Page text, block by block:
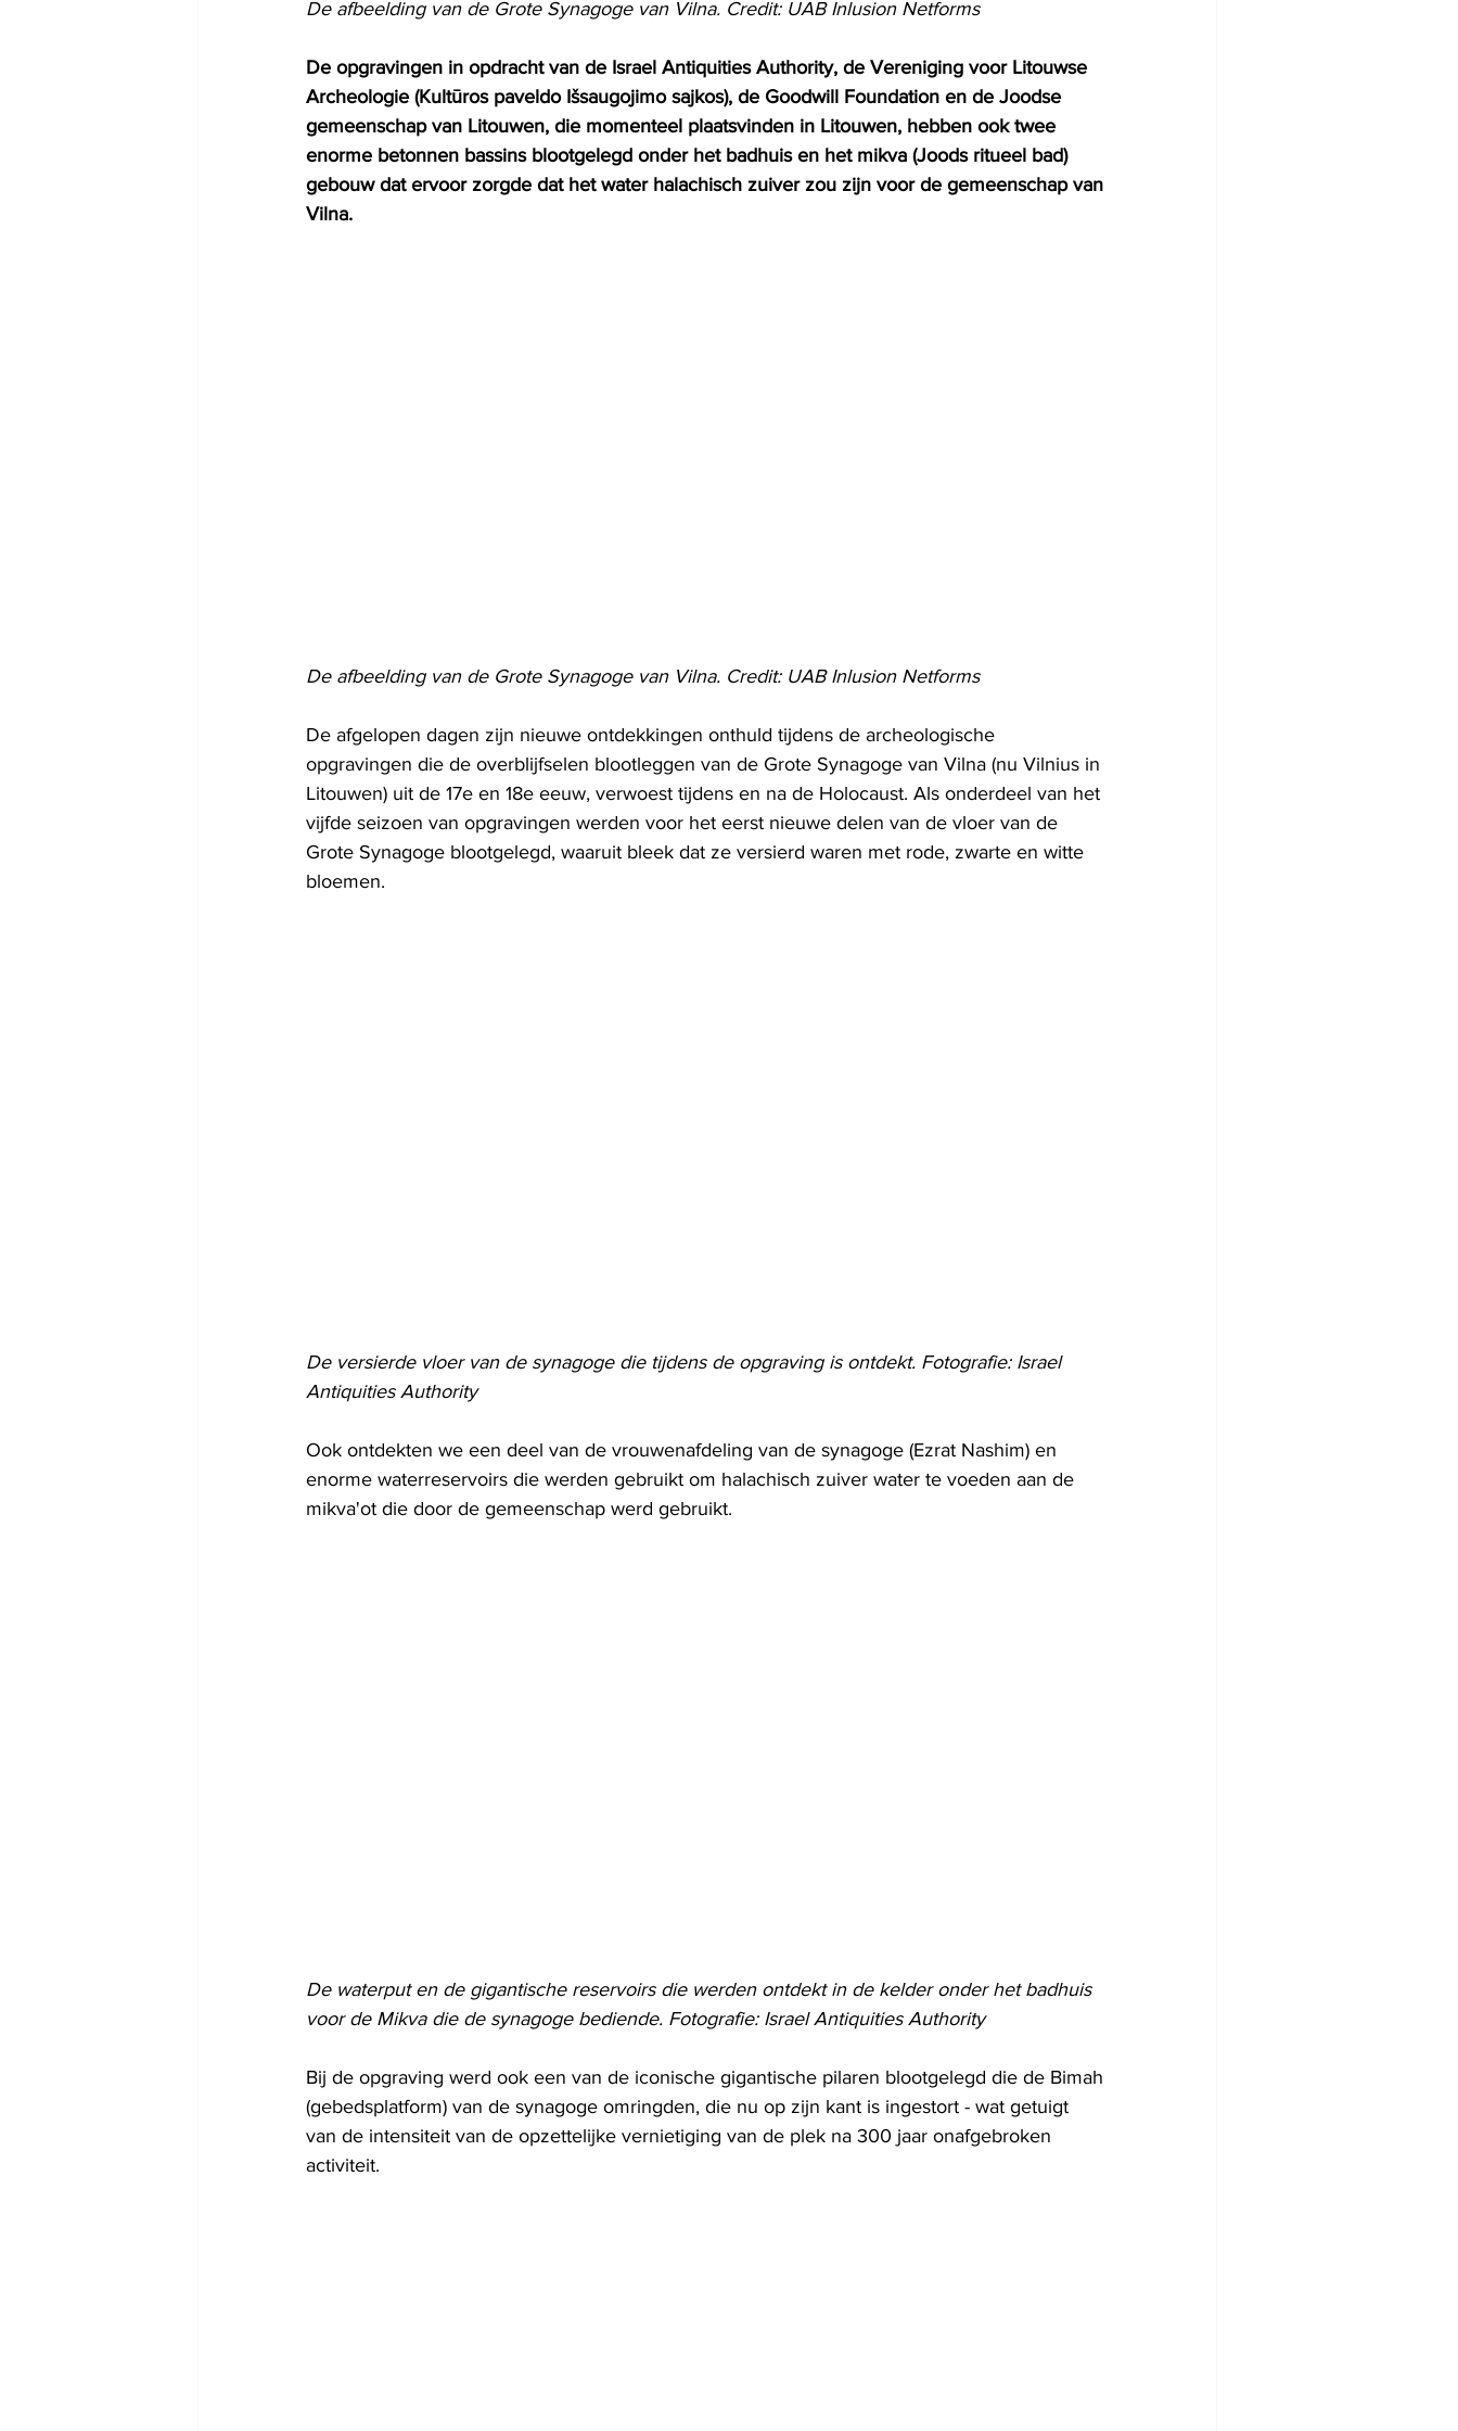
De afbeelding van de Grote Synagoge van Vilna. Credit: UAB Inlusion Netforms
De opgravingen in opdracht van de Israel Antiquities Authority, de Vereniging voor Litouwse
Archeologie (Kultūros paveldo Išsaugojimo sajkos), de Goodwill Foundation en de Joodse
gemeenschap van Litouwen, die momenteel plaatsvinden in Litouwen, hebben ook twee
enorme betonnen bassins blootgelegd onder het badhuis en het mikva (Joods ritueel bad)
gebouw dat ervoor zorgde dat het water halachisch zuiver zou zijn voor de gemeenschap van
Vilna.
De afbeelding van de Grote Synagoge van Vilna. Credit: UAB Inlusion Netforms
De afgelopen dagen zijn nieuwe ontdekkingen onthuld tijdens de archeologische
opgravingen die de overblijfselen blootleggen van de Grote Synagoge van Vilna (nu Vilnius in
Litouwen) uit de 17e en 18e eeuw, verwoest tijdens en na de Holocaust. Als onderdeel van het
vijfde seizoen van opgravingen werden voor het eerst nieuwe delen van de vloer van de
Grote Synagoge blootgelegd, waaruit bleek dat ze versierd waren met rode, zwarte en witte
bloemen.
De versierde vloer van de synagoge die tijdens de opgraving is ontdekt. ​​Fotografie: Israel
Antiquities Authority
Ook ontdekten we een deel van de vrouwenafdeling van de synagoge (Ezrat Nashim) en
enorme waterreservoirs die werden gebruikt om halachisch zuiver water te voeden aan de
mikva'ot die door de gemeenschap werd gebruikt.
De waterput en de gigantische reservoirs die werden ontdekt in de kelder onder het badhuis
voor de Mikva die de synagoge bediende. Fotografie: Israel Antiquities Authority
Bij de opgraving werd ook een van de iconische gigantische pilaren blootgelegd die de Bimah
(gebedsplatform) van de synagoge omringden, die nu op zijn kant is ingestort - wat getuigt
van de intensiteit van de opzettelijke vernietiging van de plek na 300 jaar onafgebroken
activiteit.